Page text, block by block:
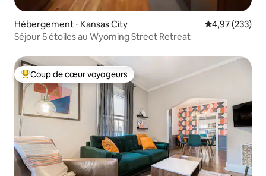
Hébergement ⋅ Kansas City Évaluation
4,97 (233)
Séjour 5 étoiles au Wyoming Street Retreat
Coups de cœur voyageurs les plus appréciés
Coup de cœur voyageurs